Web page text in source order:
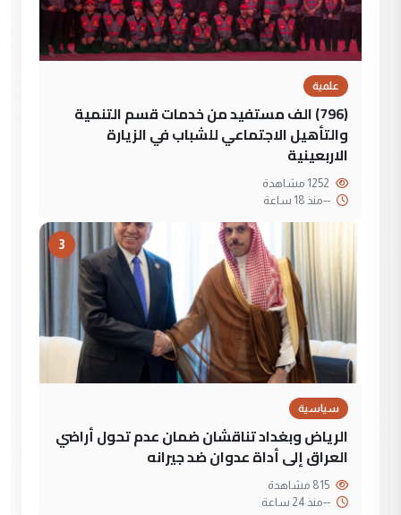
علمية
(796) الف مستفيد من خدمات قسم التنمية
والتأهيل الاجتماعي للشباب في الزيارة
الاربعينية
--منذ 18 ساعة
3
سياسية
الرياض وبغداد تناقشان ضمان عدم تحول أراضي
العراق إلى أداة عدوان ضد جيرانه
--منذ 24 ساعة